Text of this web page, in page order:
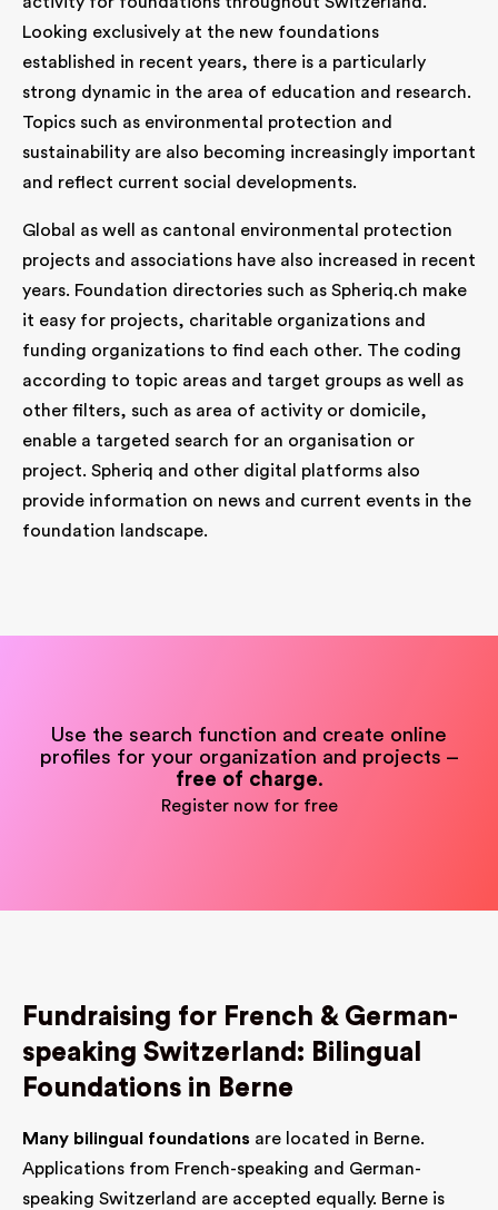
Looking exclusively at the new foundations
established in recent years, there is a particularly
strong dynamic in the area of education and research.
Topics such as environmental protection and
sustainability are also becoming increasingly important
and reflect current social developments.
Global as well as cantonal environmental protection
projects and associations have also increased in recent
years. Foundation directories such as Spheriq.ch make
it easy for projects, charitable organizations and
funding organizations to find each other. The coding
according to topic areas and target groups as well as
other filters, such as area of activity or domicile,
enable a targeted search for an organisation or
project. Spheriq and other digital platforms also
provide information on news and current events in the
foundation landscape.
Use the search function and create online
profiles for your organization and projects –
free of charge.
Register now for free
Fundraising for French & German-
speaking Switzerland: Bilingual
Foundations in Berne
Many bilingual foundations are located in Berne.
Applications from French-speaking and German-
speaking Switzerland are accepted equally. Berne is